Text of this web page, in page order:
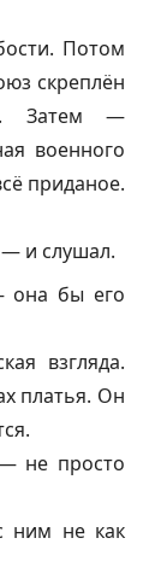
Потом
скреплён
Затем —
военного
приданое.
и слушал.
она бы его
взгляда.
платья. Он
не просто
ним не как